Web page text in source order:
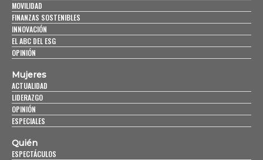
MOVILIDAD
FINANZAS SOSTENIBLES
INNOVACIÓN
EL ABC DEL ESG
OPINIÓN
Mujeres
ACTUALIDAD
LIDERAZGO
OPINIÓN
ESPECIALES
Quién
ESPECTÁCULOS